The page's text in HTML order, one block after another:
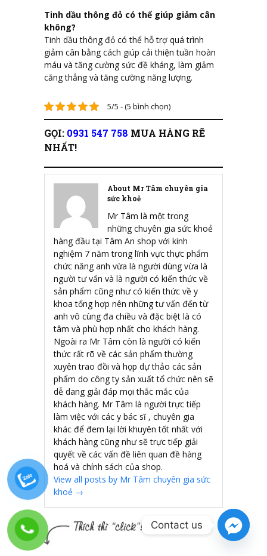
Tinh dầu thông đỏ có thể giúp giảm cân
không?
Tinh dầu thông đỏ có thể hỗ trợ quá trình
giảm cân bằng cách giúp cải thiện tuần hoàn
máu và tăng cường sức đề kháng, làm giảm
căng thẳng và tăng cường năng lượng.
5/5 - (5 bình chọn)
GỌI: 0931 547 758 MUA HÀNG RẼ
NHẤT!
About Mr Tâm chuyên gia
sức khoẻ
Mr Tâm là một trong
những chuyên gia sức khoẻ
hàng đầu tại Tâm An shop với kinh
nghiệm 7 năm trong lĩnh vực thực phẩm
chức năng anh vừa là người dùng vừa là
người tư vấn và là người có kiến thức về
sản phẩm cũng như có kiến thức về y
khoa tổng hợp nên những tư vấn đến từ
anh vô cùng đa chiều và đặc biệt là có
tâm và phù hợp nhất cho khách hàng.
Ngoài ra Mr Tâm còn là người có kiến
thức rất rõ về các sản phẩm thường
xuyên trao đồi và họp dự thảo các sản
phẩm do công ty sản xuất tổ chức nên sẽ
dễ dang giải đáp mọi thắc mắc của
khách hàng. Mr Tâm là người trực tiếp
làm việc với các y bác sĩ , chuyên gia
khác để đem lại lời khuyên tốt nhất với
khách hàng cũng như sẽ trực tiếp giải
quyết về các vấn đề liên quan đề hàng
hoá và chính sách của shop.
View all posts by Mr Tâm chuyên gia sức
khoẻ →
Contact us